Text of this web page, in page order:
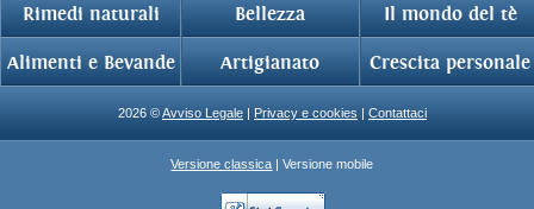
Rimedi naturali Bellezza Il mondo del tè
Alimenti e Bevande Artigianato Crescita personale
2026 ©Avviso Legale | Privacy e cookies | Contattaci
Versione classica | Versione mobile